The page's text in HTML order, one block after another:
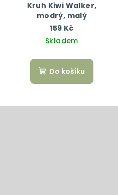
Kruh Kiwi Walker,
modrý, malý
159 Kč
Skladem
Do košíku